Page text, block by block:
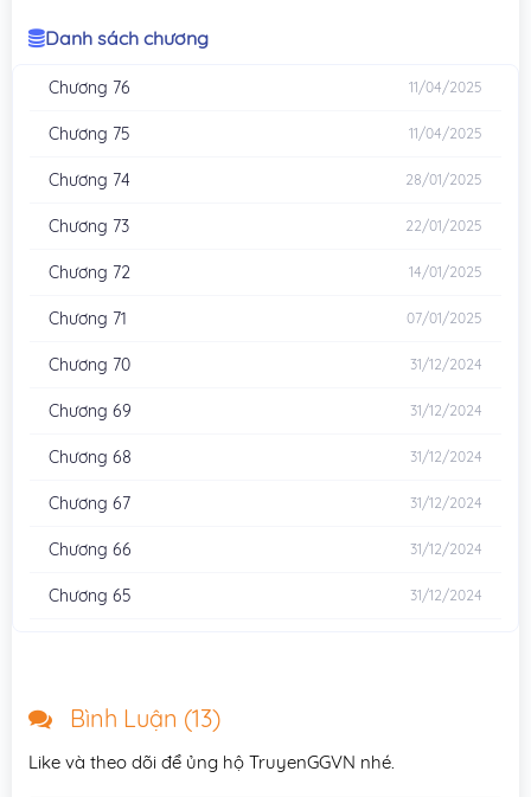
Danh sách chương
Chương 76 11/04/2025
Chương 75 11/04/2025
Chương 74 28/01/2025
Chương 73 22/01/2025
Chương 72 14/01/2025
Chương 71 07/01/2025
Chương 70 31/12/2024
Chương 69 31/12/2024
Chương 68 31/12/2024
Chương 67 31/12/2024
Chương 66 31/12/2024
Chương 65 31/12/2024
Chương 62
Bình Luận (13)
Like và theo dõi để ủng hộ TruyenGGVN nhé.